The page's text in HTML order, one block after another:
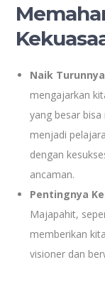
Naik
mengajarkan
yang besar
menjadi
dengan
ancaman.
Pentingnya
Majapahit,
memberikan
visioner dan